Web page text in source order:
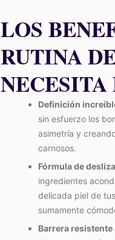
LOS
RUTINA
NECESITA
Definición
sin esfuerzo los
asimetría y
carnosos.
Fórmula de
ingredientes
delicada piel de
sumamente
Barrera